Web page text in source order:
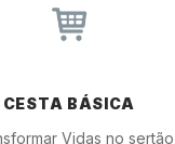
CESTA BÁSICA
Vidas no